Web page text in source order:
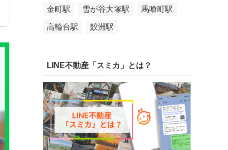
金町駅 雪が谷大塚駅 馬喰町駅
高輪台駅 鮫洲駅
LINE不動産「スミカ」とは？